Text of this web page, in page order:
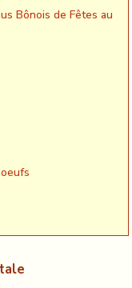
Bônois de Fêtes au